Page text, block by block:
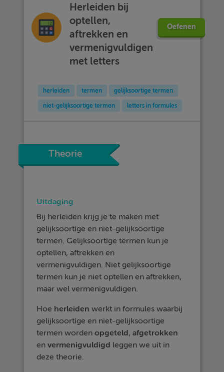
Herleiden bij
optellen,
aftrekken en
vermenigvuldigen
met letters
Oefenen
herleiden termen gelijksoortige termen
niet-gelijksoortige termen letters in formules
Theorie
Uitdaging
Bij herleiden krijg je te maken met
gelijksoortige en niet-gelijksoortige
termen. Gelijksoortige termen kun je
optellen, aftrekken en
vermenigvuldigen. Niet gelijksoortige
termen kun je niet optellen en aftrekken,
maar wel vermenigvuldigen.
Hoe herleiden werkt in formules waarbij
gelijksoortige en niet-gelijksoortige
termen wordenopgeteld,afgetrokken
envermenigvuldigd leggen we uit in
deze theorie.